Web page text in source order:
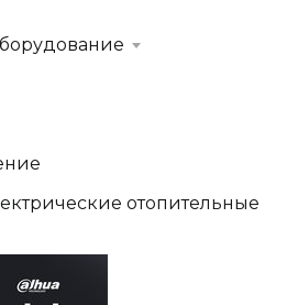
отопительные